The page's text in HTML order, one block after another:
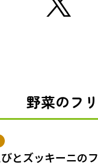
野菜のフ
とズッキーニの